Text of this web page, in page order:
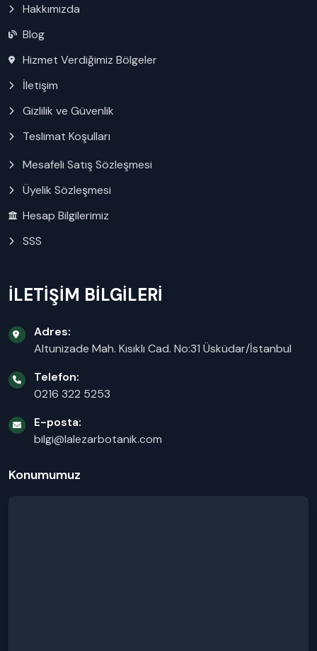
Hakkımızda
Blog
Hizmet Verdiğimiz Bölgeler
İletişim
Gizlilik ve Güvenlik
Teslimat Koşulları
Mesafeli Satış Sözleşmesi
Üyelik Sözleşmesi
Hesap Bilgilerimiz
SSS
İLETİŞİM BİLGİLERİ
Adres:
Altunizade Mah. Kısıklı Cad. No:31 Üsküdar/İstanbul
Telefon:
0216 322 5253
E-posta:
bilgi@lalezarbotanik.com
Konumumuz